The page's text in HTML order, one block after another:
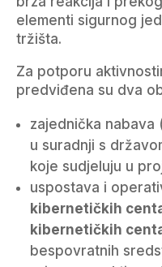
elementi sigurnog
tržišta.
Za potporu
predviđena su dva
zajednička nabava
u suradnji s
koje sudjeluju u
uspostava i
kibernetičkih
kibernetičkih
bespovratnih